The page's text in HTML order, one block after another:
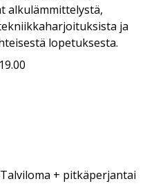
alkulämmittelystä,
ja
lopetuksesta.
Talviloma + pitkäperjantai